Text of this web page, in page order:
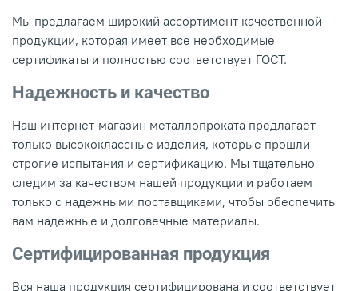
Мы предлагаем широкий ассортимент качественной
продукции, которая имеет все необходимые
сертификаты и полностью соответствует ГОСТ.
Надежность и качество
Наш интернет-магазин металлопроката предлагает
только высококлассные изделия, которые прошли
строгие испытания и сертификацию. Мы тщательно
следим за качеством нашей продукции и работаем
только с надежными поставщиками, чтобы обеспечить
вам надежные и долговечные материалы.
Сертифицированная продукция
Вся наша продукция сертифицирована и соответствует